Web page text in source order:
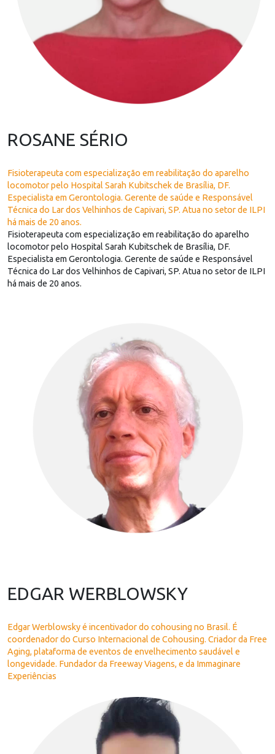
ROSANE SÉRIO
Fisioterapeuta com especialização em reabilitação do aparelho
locomotor pelo Hospital Sarah Kubitschek de Brasília, DF.
Especialista em Gerontologia. Gerente de saúde e Responsável
Técnica do Lar dos Velhinhos de Capivari, SP. Atua no setor de ILPI
há mais de 20 anos.
Fisioterapeuta com especialização em reabilitação do aparelho
locomotor pelo Hospital Sarah Kubitschek de Brasília, DF.
Especialista em Gerontologia. Gerente de saúde e Responsável
Técnica do Lar dos Velhinhos de Capivari, SP. Atua no setor de ILPI
há mais de 20 anos.
EDGAR WERBLOWSKY
Edgar Werblowsky é incentivador do cohousing no Brasil. É
coordenador do Curso Internacional de Cohousing. Criador da Free
Aging, plataforma de eventos de envelhecimento saudável e
longevidade. Fundador da Freeway Viagens, e da Immaginare
Experiências